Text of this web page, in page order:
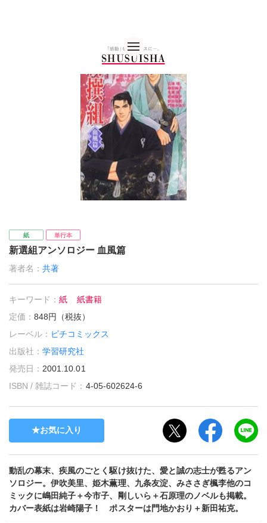
紙 単行本
新選組アンソロジー 血風篇
著者名：共著
キーワード：紙
紙書籍
定価：848円（税抜）
レーベル： ピチコミックス
出版社：学習研究社
発売日： 2001.10.01
ISBN / 雑誌コード： 4-05-602624-6
お気に入り
動乱の幕末、疾風のごとく駆け抜けた、愛と誠の志士が甦るアン
ソロジー。伊吹美里、姫木薫理、九条友淀、みささぎ楓李他のコ
ミックに嶋田純子＋今市子、剛しいら＋石原理のノベルも掲載。
カバー表紙は岩崎陽子！ ポスターは門地かおり＋新田祐克。